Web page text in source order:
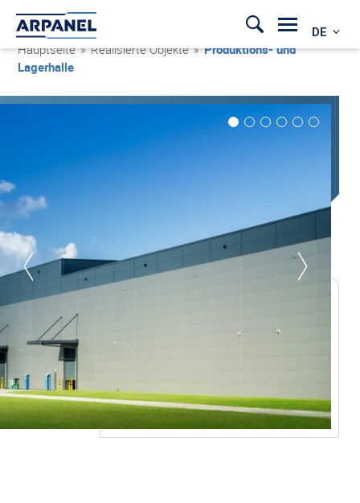
DE
Hauptseite » Realisierte Objekte »Produktions- und
Lagerhalle